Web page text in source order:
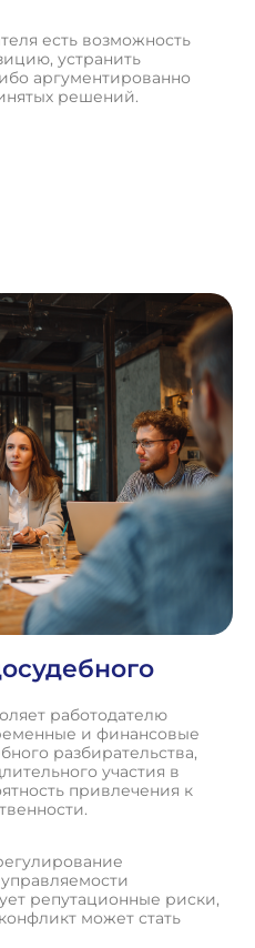
есть возможность
устранить
аргументированно
решений.
работодателю
и финансовые
разбирательства,
участия в
привлечения к
репутационные риски,
может стать